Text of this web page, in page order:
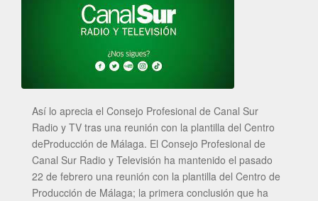
Así lo aprecia el Consejo Profesional de Canal Sur
Radio y TV tras una reunión con la plantilla del Centro
deProducción de Málaga. El Consejo Profesional de
Canal Sur Radio y Televisión ha mantenido el pasado
22 de febrero una reunión con la plantilla del Centro de
Producción de Málaga; la primera conclusión que ha